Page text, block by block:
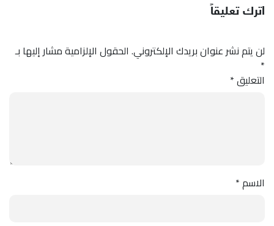
اترك تعليقاً
لن يتم نشر عنوان بريدك الإلكتروني. الحقول الإلزامية مشار إليها بـ
*
التعليق*
الاسم*